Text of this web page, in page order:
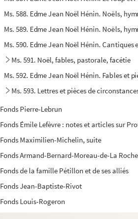
Ms. 588. Edme Jean Noël Hénin. Noëls,
Ms. 589. Edme Jean Noël Hénin. Noëls,
Ms. 590. Edme Jean Noël Hénin.
Ms. 591. Noël, fables, pastorale, facétie
Ms. 592. Edme Jean Noël Hénin. Fables et
Ms. 593. Lettres et pièces de
Fonds Pierre-Lebrun
Fonds Émile Lefèvre : notes et articles sur
Fonds Maximilien-Michelin, suite
Fonds Armand-Bernard-Moreau-de-La
Fonds de la famille Pétillon et de ses alliés
Fonds Jean-Baptiste-Rivot
Fonds Louis-Rogeron